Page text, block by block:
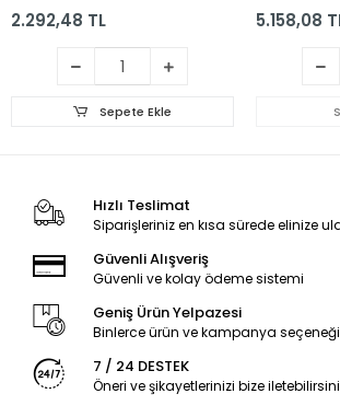
2.292,48 TL
Sepete Ekle
5.158,08
Hızlı Teslimat
Siparişleriniz en kısa sürede elinize
Güvenli Alışveriş
Güvenli ve kolay ödeme sistemi
Geniş Ürün Yelpazesi
Binlerce ürün ve kampanya seçeneği
7 / 24 DESTEK
Öneri ve şikayetlerinizi bize